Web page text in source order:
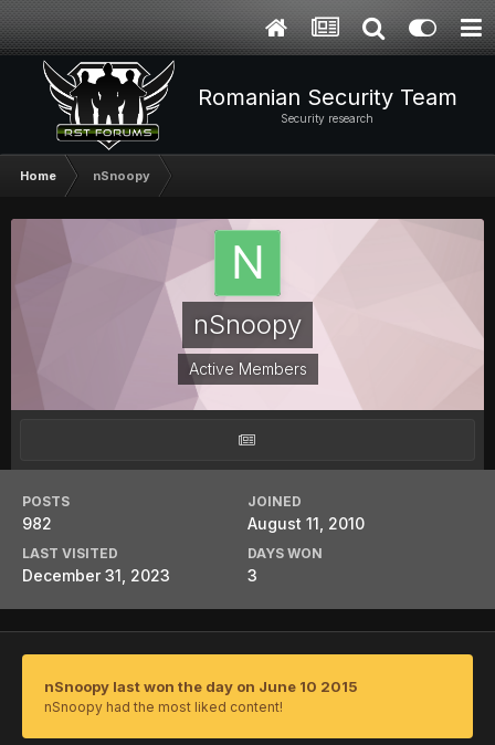
Romanian Security Team
Security research
Home nSnoopy
nSnoopy
Active Members
POSTS
982
JOINED
August 11, 2010
LAST VISITED
December 31, 2023
DAYS WON
3
nSnoopy last won the day on June 10 2015
nSnoopy had the most liked content!